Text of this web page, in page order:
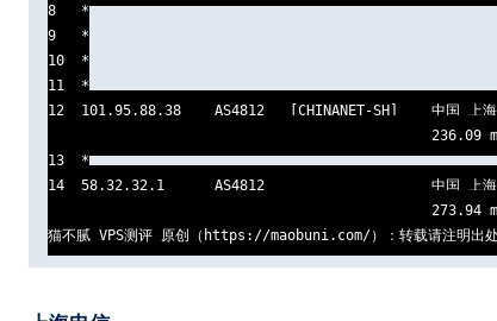
8   *
9   *
10  *
11  *
12  101.95.88.38    AS4812   [CHINANET-SH]    中国 上
236.09
13  *
14  58.32.32.1      AS4812                    中国 上海
273.94
猫不腻 VPS测评 原创（https://maobuni.com/）：转载请注明出处